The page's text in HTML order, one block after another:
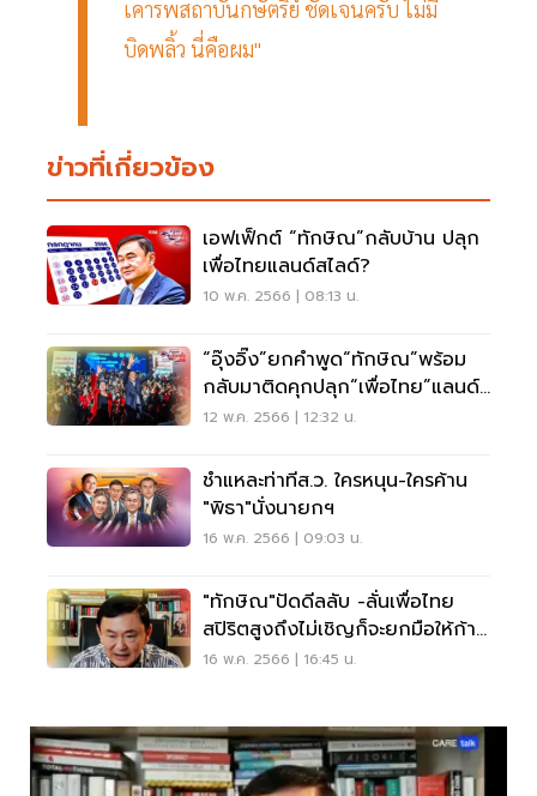
เคารพสถาบันกษัตริย์ ชัดเจนครับ ไม่มี
บิดพลิ้ว นี่คือผม"
ข่าวที่เกี่ยวข้อง
เอฟเฟ็กต์ “ทักษิณ”กลับบ้าน ปลุก
เพื่อไทยแลนด์สไลด์?
10 พ.ค. 2566 | 08:13 น.
“อุ๊งอิ๊ง”ยกคำพูด“ทักษิณ”พร้อม
กลับมาติดคุกปลุก“เพื่อไทย”แลนด์
สไลด์
12 พ.ค. 2566 | 12:32 น.
ชำแหละท่าทีส.ว. ใครหนุน-ใครค้าน
"พิธา"นั่งนายกฯ
16 พ.ค. 2566 | 09:03 น.
"ทักษิณ"ปัดดีลลับ -ลั่นเพื่อไทย
สปิริตสูงถึงไม่เชิญก็จะยกมือให้ก้าว
ไกล
16 พ.ค. 2566 | 16:45 น.